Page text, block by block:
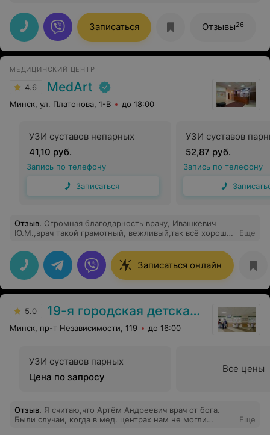
этой процедуры я очень переживала, но доктор с
первых минут расположила к себе: всё спокойно и
понятно объяснила, развеяла страхи. Сама процедура
прошла на удивление комфортно — и это про ФГДС!
Врач постоянно была со мной на связи: подсказывала,
сколько секунд осталось потерпеть. Это невероятно
поддерживало! Благодаря такому чуткому
сопровождению я совсем не испытывала дискомфорта
во время исследования. А после процедуры — вообще
никаких неприятных ощущений, сразу смогла
отношение! Такие врачи превращают пугающие
обследования в рутину, которую можно спокойно
пройти. Обязательно буду рекомендовать вас всем
знакомым, кому нужна гастроскопия!
Записаться Отзывы26
МЕДИЦИНСКИЙ ЦЕНТР
4.6 MedArt
Минск, ул. Платонова, 1-В до 18:00
УЗИ суставов непарных
41,10 руб.
Запись по телефону
Записаться
УЗИ суставов
52,87 руб.
Запись по телефону
Отзыв. Огромная благодарность врачу, Ивашкевич
Ю.М.,врач такой грамотный, вежливый,так всё хорошо
Еще
Записаться онлайн
5.0 19-я городская детская поликлиника
Минск, пр-т Независимости, 119 до 16:00
УЗИ суставов парных
Цена по запросу
Все цены
Отзыв. Я считаю,что Артём Андреевич врач от бога.
Были случаи, когда в мед. центрах нам не могли
Еще